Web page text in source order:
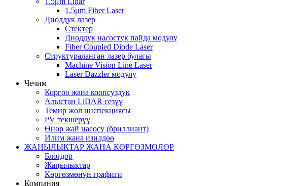
1.5μm Fiber Laser
Диоддук лазер
Стектер
Диоддук насостук пайда модулу
Fiber Coupled Diode Laser
Структураланган лазер булагы
Machine Vision Line Laser
Laser Dazzler модулу
Чечим
Коргоо жана коопсуздук
Алыстан LiDAR сезүү
Темир жол инспекциясы
PV текшерүү
Өнөр жай насосу (бриллиант)
Илим жана изилдөө
ЖАНЫЛЫКТАР ЖАНА КӨРГӨЗМӨЛӨР
Блогдор
Жаңылыктар
Көргөзмөнүн графиги
Компания